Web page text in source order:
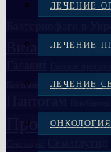
ЛЕЧЕНИЕ
ЛЕЧЕНИЕ
ЛЕЧЕНИЕ
ОНКОЛОГИЯ
Витагерпавак
Компливит кальций D3
Пантогам
Против гриппа